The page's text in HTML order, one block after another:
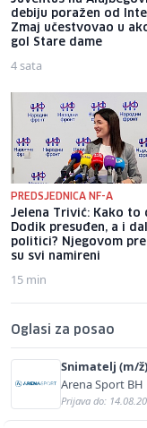
debiju poražen od
Zmaj učestvovao u
gol Stare dame
4 sata
PREDSJEDNICA NF-A
Jelena Trivić: Kako to
Dodik presuđen, a i
politici? Njegovom
su svi namireni
15 min
Oglasi za posao
Snimatelj (m/ž)
Arena Sport BH
Prijava do: